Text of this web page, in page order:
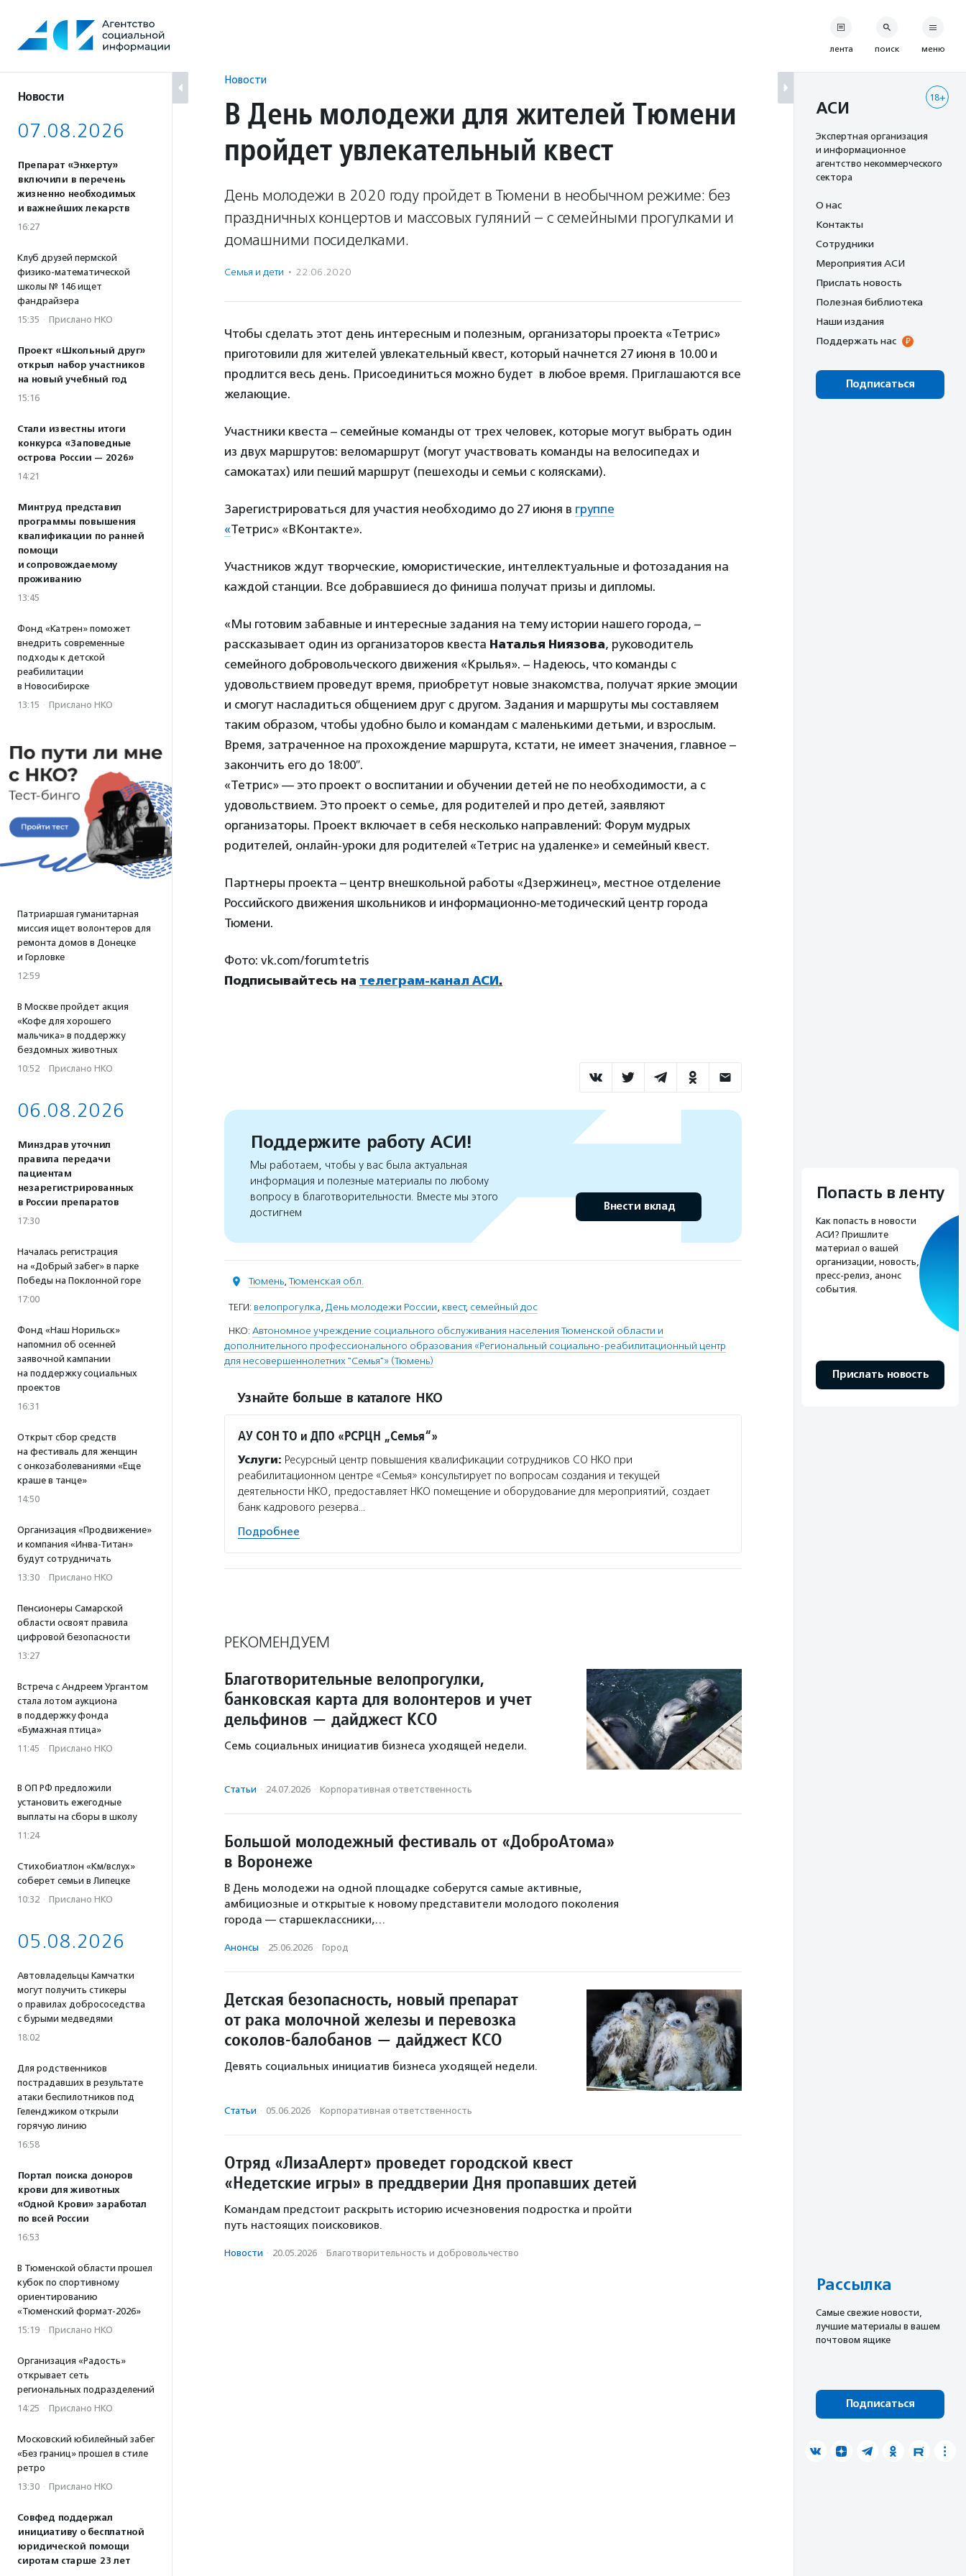
содержанию
Новости
07.08.2026
Препарат «Энхерту»
включили в перечень
жизненно необходимых
и важнейших лекарств
16:27
Клуб друзей пермской
физико-математической
школы № 146 ищет
фандрайзера
15:35 · Прислано НКО
Проект «Школьный друг»
открыл набор участников
на новый учебный год
15:16
Стали известны итоги
конкурса «Заповедные
острова России — 2026»
14:21
Минтруд представил
программы повышения
квалификации по ранней
помощи
и сопровождаемому
проживанию
13:45
Фонд «Катрен» поможет
внедрить современные
подходы к детской
реабилитации
в Новосибирске
13:15 · Прислано НКО
Патриаршая гуманитарная
миссия ищет волонтеров для
ремонта домов в Донецке
и Горловке
12:59
В Москве пройдет акция
«Кофе для хорошего
мальчика» в поддержку
бездомных животных
10:52 · Прислано НКО
06.08.2026
Минздрав уточнил
правила передачи
пациентам
незарегистрированных
в России препаратов
17:30
Началась регистрация
на «Добрый забег» в парке
Победы на Поклонной горе
17:00
Фонд «Наш Норильск»
напомнил об осенней
заявочной кампании
на поддержку социальных
проектов
16:31
Открыт сбор средств
на фестиваль для женщин
с онкозаболеваниями «Еще
краше в танце»
14:50
Организация «Продвижение»
и компания «Инва-Титан»
будут сотрудничать
13:30 · Прислано НКО
Пенсионеры Самарской
области освоят правила
цифровой безопасности
13:27
Встреча с Андреем Ургантом
стала лотом аукциона
в поддержку фонда
«Бумажная птица»
11:45 · Прислано НКО
В ОП РФ предложили
установить ежегодные
выплаты на сборы в школу
11:24
Стихобиатлон «Км/вслух»
соберет семьи в Липецке
10:32 · Прислано НКО
05.08.2026
Автовладельцы Камчатки
могут получить стикеры
о правилах добрососедства
с бурыми медведями
18:02
Для родственников
пострадавших в результате
атаки беспилотников под
Геленджиком открыли
горячую линию
16:58
Портал поиска доноров
крови для животных
«Одной Крови» заработал
по всей России
16:53
В Тюменской области прошел
кубок по спортивному
ориентированию
«Тюменский формат-2026»
15:19 · Прислано НКО
Организация «Радость»
открывает сеть
региональных подразделений
14:25 · Прислано НКО
Московский юбилейный забег
«Без границ» прошел в стиле
ретро
13:30 · Прислано НКО
Совфед поддержал
инициативу о бесплатной
юридической помощи
сиротам старше 23 лет
Новости
В День молодежи для жителей Тюмени
пройдет увлекательный квест
День молодежи в 2020 году пройдет в Тюмени в необычном режиме: без
праздничных концертов и массовых гуляний – с семейными прогулками и
домашними посиделками.
Семья и дети · 22.06.2020
Чтобы сделать этот день интересным и полезным, организаторы проекта «Тетрис»
приготовили для жителей увлекательный квест, который начнется 27 июня в 10.00 и
продлится весь день. Присоединиться можно будет в любое время. Приглашаются все
желающие.
Участники квеста – семейные команды от трех человек, которые могут выбрать один
из двух маршрутов: веломаршрут (могут участвовать команды на велосипедах и
самокатах) или пеший маршрут (пешеходы и семьи с колясками).
Зарегистрироваться для участия необходимо до 27 июня в группе
«Тетрис» «ВКонтакте».
Участников ждут творческие, юмористические, интеллектуальные и фотозадания на
каждой станции. Все добравшиеся до финиша получат призы и дипломы.
«Мы готовим забавные и интересные задания на тему истории нашего города, –
рассказывает один из организаторов квеста Наталья Ниязова, руководитель
семейного добровольческого движения «Крылья». – Надеюсь, что команды с
удовольствием проведут время, приобретут новые знакомства, получат яркие эмоции
и смогут насладиться общением друг с другом. Задания и маршруты мы составляем
таким образом, чтобы удобно было и командам с маленькими детьми, и взрослым.
Время, затраченное на прохождение маршрута, кстати, не имеет значения, главное –
закончить его до 18:00″.
«Тетрис» — это проект о воспитании и обучении детей не по необходимости, а с
удовольствием. Это проект о семье, для родителей и про детей, заявляют
организаторы. Проект включает в себя несколько направлений: Форум мудрых
родителей, онлайн-уроки для родителей «Тетрис на удаленке» и семейный квест.
Партнеры проекта – центр внешкольной работы «Дзержинец», местное отделение
Российского движения школьников и информационно-методический центр города
Тюмени.
Фото: vk.com/forumtetris
Подписывайтесь на телеграм-канал АСИ.
Поддержите работу АСИ!
Мы работаем, чтобы у вас была актуальная
информация и полезные материалы по любому
вопросу в благотворительности. Вместе мы этого
достигнем
Внести вклад
Тюмень, Тюменская обл.
ТЕГИ: велопрогулка, День молодежи России, квест, семейный дос
НКО: Автономное учреждение социального обслуживания населения Тюменской области и
дополнительного профессионального образования «Региональный социально-реабилитационный центр
для несовершеннолетних "Семья"» (Тюмень)
Узнайте больше в каталоге НКО
АУ СОН ТО и ДПО «РСРЦН „Семья“»
Услуги: Ресурсный центр повышения квалификации сотрудников СО НКО при
реабилитационном центре «Семья» консультирует по вопросам создания и текущей
деятельности НКО, предоставляет НКО помещение и оборудование для мероприятий, создает
банк кадрового резерва…
Подробнее
РЕКОМЕНДУЕМ
Благотворительные велопрогулки,
банковская карта для волонтеров и учет
дельфинов — дайджест КСО
Семь социальных инициатив бизнеса уходящей недели.
Статьи · 24.07.2026 · Корпоративная ответственность
Большой молодежный фестиваль от «ДоброАтома»
в Воронеже
В День молодежи на одной площадке соберутся самые активные,
амбициозные и открытые к новому представители молодого поколения
города — старшеклассники,…
Анонсы · 25.06.2026 · Город
Детская безопасность, новый препарат
от рака молочной железы и перевозка
соколов-балобанов — дайджест КСО
Девять социальных инициатив бизнеса уходящей недели.
Статьи · 05.06.2026 · Корпоративная ответственность
Отряд «ЛизаАлерт» проведет городской квест
«Недетские игры» в преддверии Дня пропавших детей
Командам предстоит раскрыть историю исчезновения подростка и пройти
путь настоящих поисковиков.
Новости · 20.05.2026 · Благотвори­тель­ность и доброволь­чест­во
лента поиск меню
18+
АСИ
Экспертная организация
и информационное
агентство некоммерческого
сектора
О нас
Контакты
Сотрудники
Мероприятия АСИ
Прислать новость
Полезная библиотека
Наши издания
Поддержать нас
Подписаться
Попасть в ленту
Как попасть в новости
АСИ? Пришлите
материал о вашей
организации, новость,
пресс-релиз, анонс
события.
Прислать новость
Рассылка
Cамые свежие новости,
лучшие материалы в вашем
почтовом ящике
Подписаться